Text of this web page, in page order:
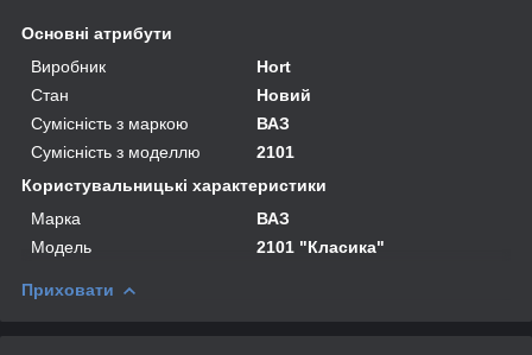
Основні атрибути
Виробник
Hort
Стан
Новий
Сумісність з маркою
ВАЗ
Сумісність з моделлю
2101
Користувальницькі характеристики
Марка
ВАЗ
Мoдель
2101 "Класика"
Приховати